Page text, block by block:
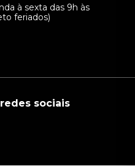
à sexta das 9h às
feriados)
sociais